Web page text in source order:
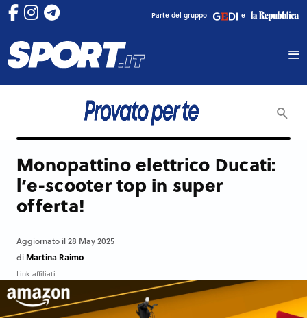
Parte del gruppo e
Monopattino elettrico Ducati:
l’e-scooter top in super
offerta!
Aggiornato il 28 May 2025
di Martina Raimo
Link affiliati